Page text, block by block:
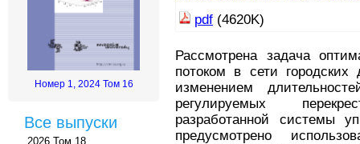
Номер 1, 2024 Том 16
Все выпуски
2026 Том 18
pdf (4620K)
Рассмотрена задача
потоком в сети городских
изменением
регулируемых
разработанной системы
предусмотрено